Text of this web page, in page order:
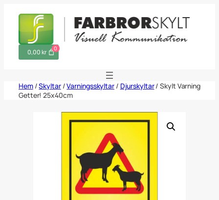
0
0,00 kr
Hem/Skyltar/Varningsskyltar/ Djurskyltar/ Skylt Varning
Getter! 25x40cm